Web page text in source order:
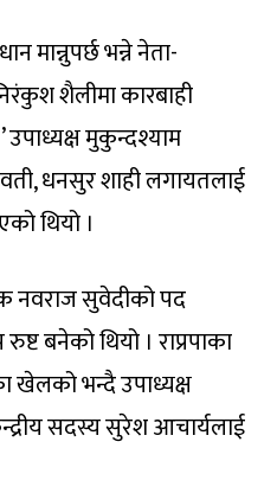
मान्नुपर्छ भन्ने नेता-
शैलीमा कारबाही
उपाध्यक्ष मुकुन्दश्याम
धनसुर शाही लगायतलाई
थियो ।
नवराज सुवेदीको पद
बनेको थियो । राप्रपाका
खेलको भन्दै उपाध्यक्ष
सदस्य सुरेश आचार्यलाई